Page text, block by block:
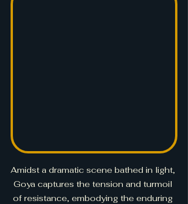
Amidst a dramatic scene bathed in light,
Goya captures the tension and turmoil
of resistance, embodying the enduring